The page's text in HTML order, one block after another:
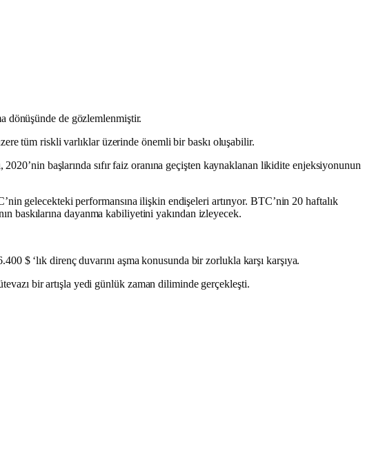
dönüşünde de gözlemlenmiştir.
tüm riskli varlıklar üzerinde önemli bir baskı oluşabilir.
başlarında sıfır faiz oranına geçişten kaynaklanan likidite enjeksiyonunun
gelecekteki performansına ilişkin endişeleri artırıyor. BTC’nin 20 haftalık
baskılarına dayanma kabiliyetini yakından izleyecek.
$ ‘lık direnç duvarını aşma konusunda bir zorlukla karşı karşıya.
bir artışla yedi günlük zaman diliminde gerçekleşti.